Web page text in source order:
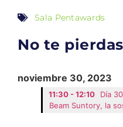
Sala Pentawards
No te
noviembre 30, 2023
11:30 - 12:10
Día 30
Beam Suntory, la